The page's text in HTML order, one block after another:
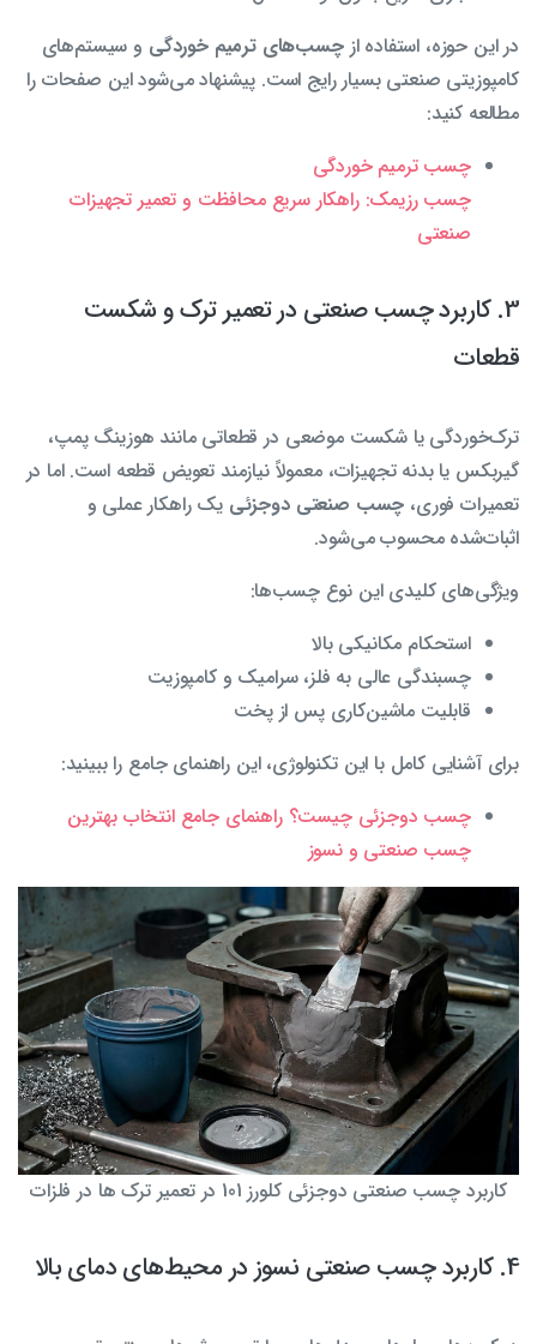
در این حوزه، استفاده ازچسب‌های ترمیم خوردگی و سیستم‌های
کامپوزیتی صنعتی بسیار رایج است. پیشنهاد می‌شود این صفحات را
مطالعه کنید:
چسب ترمیم خوردگی
چسب رزیمک: راهکار سریع محافظت و تعمیر تجهیزات
صنعتی
3. کاربرد چسب صنعتی در تعمیر ترک و شکست
قطعات
ترک‌خوردگی یا شکست موضعی در قطعاتی مانند هوزینگ پمپ،
گیربکس یا بدنه تجهیزات، معمولاً نیازمند تعویض قطعه است. اما در
تعمیرات فوری، چسب صنعتی دوجزئی یک راهکار عملی و
اثبات‌شده محسوب می‌شود.
ویژگی‌های کلیدی این نوع چسب‌ها:
استحکام مکانیکی بالا
چسبندگی عالی به فلز، سرامیک و کامپوزیت
قابلیت ماشین‌کاری پس از پخت
برای آشنایی کامل با این تکنولوژی، این راهنمای جامع را ببینید:
چسب دوجزئی چیست؟ راهنمای جامع انتخاب بهترین
چسب صنعتی و نسوز
کاربرد چسب صنعتی دوجزئی کلورز 101 در تعمیر ترک ها در فلزات
4. کاربرد چسب صنعتی نسوز در محیط‌های دمای بالا